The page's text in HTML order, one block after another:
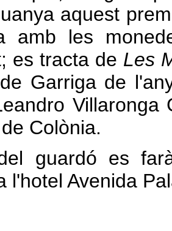
aquest
amb les
es tracta de Les
Garriga de
Colònia.
guardó es
l'hotel Avenida